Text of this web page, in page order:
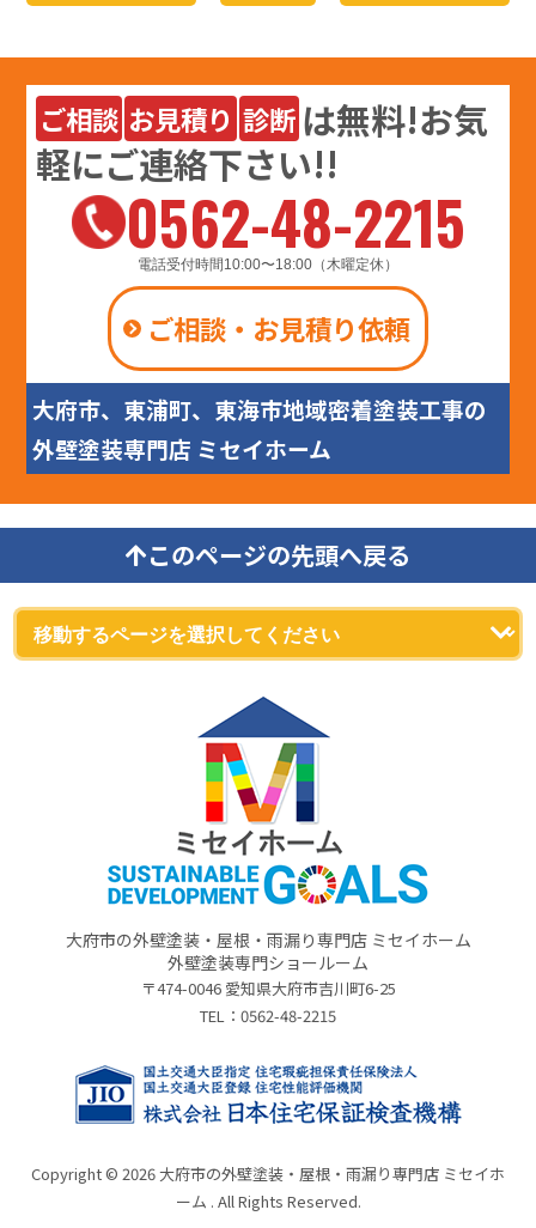
ご相談 お見積り 診断 は無料!お気
軽にご連絡下さい!!
0562-48-2215
電話受付時間10:00〜18:00（木曜定休）
ご相談・お見積り依頼
大府市、東浦町、東海市地域密着塗装工事の
外壁塗装専門店 ミセイホーム
このページの先頭へ戻る
大府市の外壁塗装・屋根・雨漏り専門店 ミセイホーム
外壁塗装専門ショールーム
〒474-0046 愛知県大府市吉川町6-25
TEL： 0562-48-2215
Copyright © 2026 大府市の外壁塗装・屋根・雨漏り専門店 ミセイホ
ーム . All Rights Reserved.